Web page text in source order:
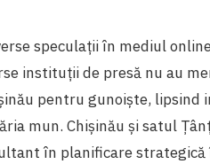
speculații în mediul
instituții de presă nu au
pentru gunoiște, lipsind
mun. Chișinău și satul
în planificare